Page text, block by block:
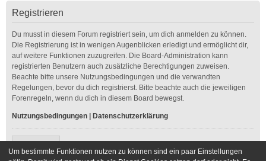
Registrieren
Du musst in diesem Forum registriert sein, um dich anmelden zu können.
Die Registrierung ist in wenigen Augenblicken erledigt und ermöglicht dir,
auf weitere Funktionen zuzugreifen. Die Board-Administration kann
registrierten Benutzern auch zusätzliche Berechtigungen zuweisen.
Beachte bitte unsere Nutzungsbedingungen und die verwandten
Regelungen, bevor du dich registrierst. Bitte beachte auch die jeweiligen
Forenregeln, wenn du dich in diesem Board bewegst.
Nutzungsbedingungen Datenschutzerklärung
Um bestimmte Funktionen nutzen zu können sind ein paar Einstellungen